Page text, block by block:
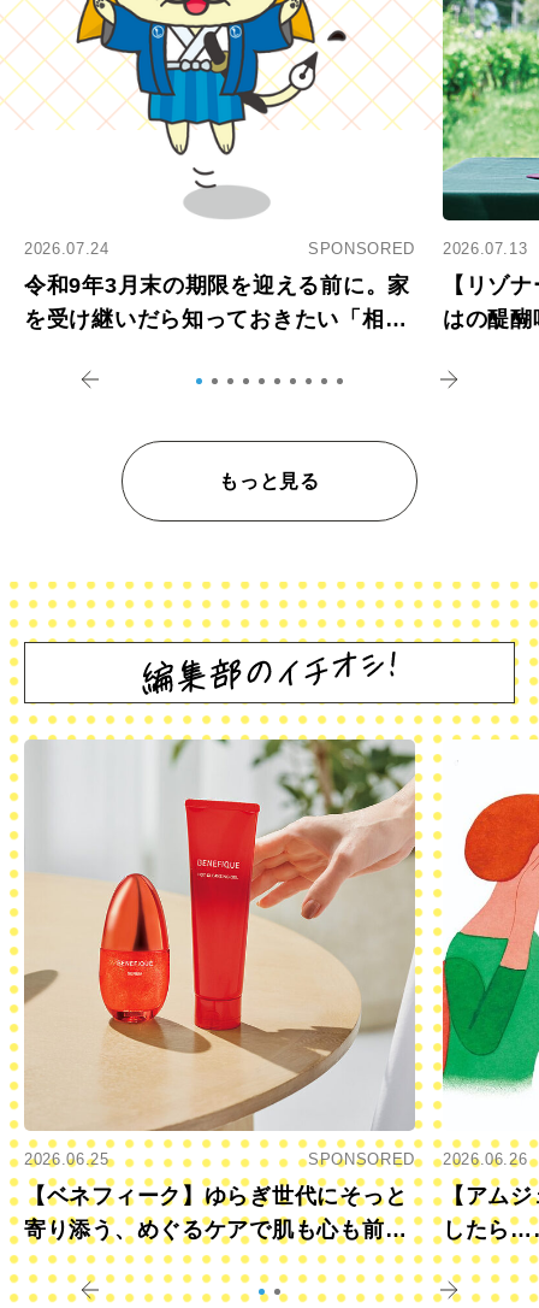
2026.07.24 SPONSORED
令和9年3月末の期限を迎える前に。家
を受け継いだら知っておきたい「相続
2026.07.13
【リゾ
はの醍
もっと見る
2026.06.25 SPONSORED
【ベネフィーク】ゆらぎ世代にそっと
寄り添う、めぐるケアで肌も心も前向
きに
2026.06.26
【アムジ
したら
すか？